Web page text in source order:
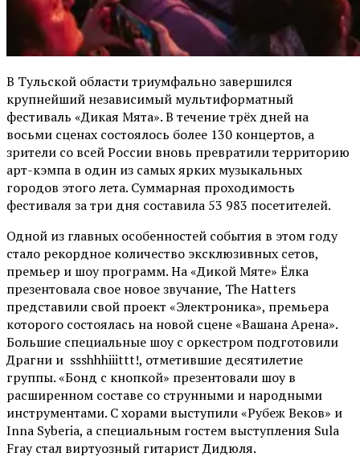
В Тульской области триумфально завершился
крупнейший независимый мультиформатный
фестиваль «Дикая Мята». В течение трёх дней на
восьми сценах состоялось более 130 концертов, а
зрители со всей России вновь превратили территорию
арт-кэмпа в один из самых ярких музыкальных
городов этого лета. Суммарная проходимость
фестиваля за три дня составила 53 983 посетителей.
Одной из главных особенностей события в этом году
стало рекордное количество эксклюзивных сетов,
премьер и шоу программ. На «Дикой Мяте» Ёлка
презентовала свое новое звучание, The Hatters
представили свой проект «Электроника», премьера
которого состоялась на новой сцене «Вашана Арена».
Большие специальные шоу с оркестром подготовили
Драгни и ssshhhiiittt!, отметившие десятилетие
группы. «Бонд с кнопкой» презентовали шоу в
расширенном составе со струнными и народными
инструментами. С хорами выступили «Рубеж Веков» и
Inna Syberia, а специальным гостем выступления Sula
Fray стал виртуозный гитарист Дидюля.